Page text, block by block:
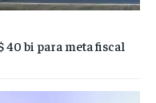
40 bi para meta fiscal